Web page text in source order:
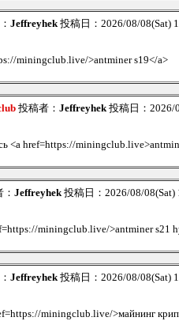
Jeffreyhek投稿日：2026/08/08(Sat)
miningclub.live/>antminer s19</a>
投稿者： Jeffreyhek投稿日：2026/
<a href=https://
Jeffreyhek投稿日：2026/08/
miningclub.live/>antminer s21
Jeffreyhek投稿日：2026/08/08(Sat)
miningclub.live/>майнинг